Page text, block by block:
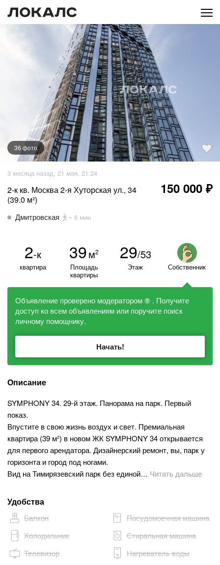
36 фото
3 месяца назад, 21 мая, 21:24
2-к кв. Москва 2-я Хуторская ул., 34
(39.0 м²)
150 000 ₽
Дмитровская ~ 6 мин
2-к
квартира
39м2
Площадь
квартиры
29/53
Этаж Собственник
Объявление проверено модератором ?
. Получите
доступ ко всем объявлениям или поручите поиск
личному помощнику.
Начать!
Описание
SYMPHONY 34. 29-й этаж. Панорама на парк. Первый
показ.
Впустите в свою жизнь воздух и свет. Премиальная
квартира (39 м²) в новом ЖК SYMPHONY 34 открывается
для первого арендатора. Дизайнерский ремонт, вы, парк у
горизонта и город под ногами.
Вид на Тимирязевский парк без единой… Читать дальше
Удобства
Балкон
Посудомоечная машина
Холодильник
Стиральная машина
Телевизор
Нагреватель воды